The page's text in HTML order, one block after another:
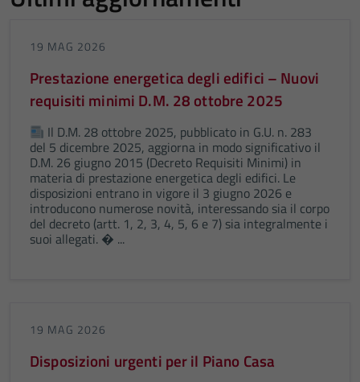
19 MAG 2026
Prestazione energetica degli edifici – Nuovi
requisiti minimi D.M. 28 ottobre 2025
Il D.M. 28 ottobre 2025, pubblicato in G.U. n. 283
del 5 dicembre 2025, aggiorna in modo significativo il
D.M. 26 giugno 2015 (Decreto Requisiti Minimi) in
materia di prestazione energetica degli edifici. Le
disposizioni entrano in vigore il 3 giugno 2026 e
introducono numerose novità, interessando sia il corpo
del decreto (artt. 1, 2, 3, 4, 5, 6 e 7) sia integralmente i
suoi allegati. � ...
19 MAG 2026
Disposizioni urgenti per il Piano Casa